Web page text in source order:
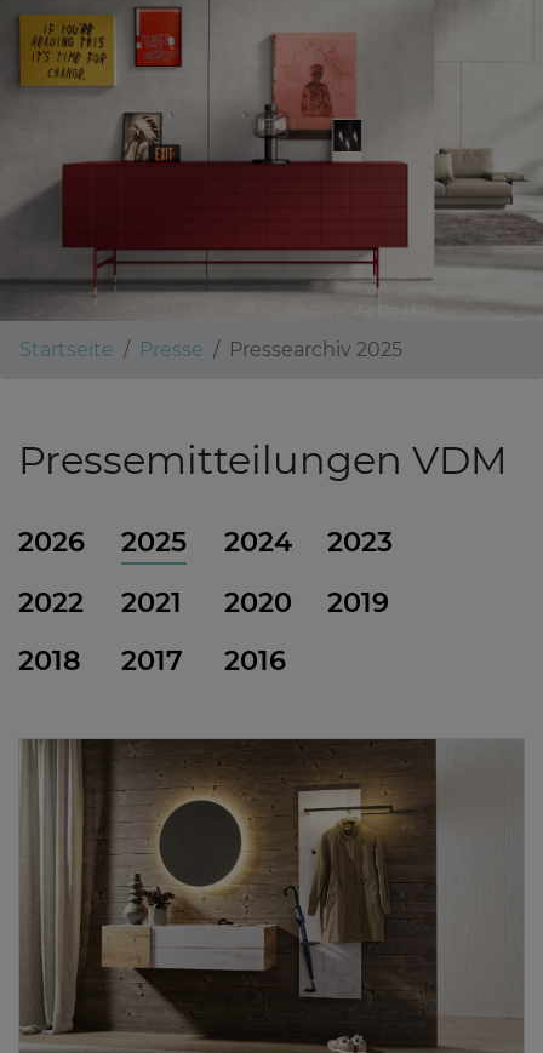
Kettnaker
Startseite Presse Pressearchiv 2025
Pressemitteilungen VDM
2026 2025 2024
2023
2022
2021 2020
2019
2018
2017 2016